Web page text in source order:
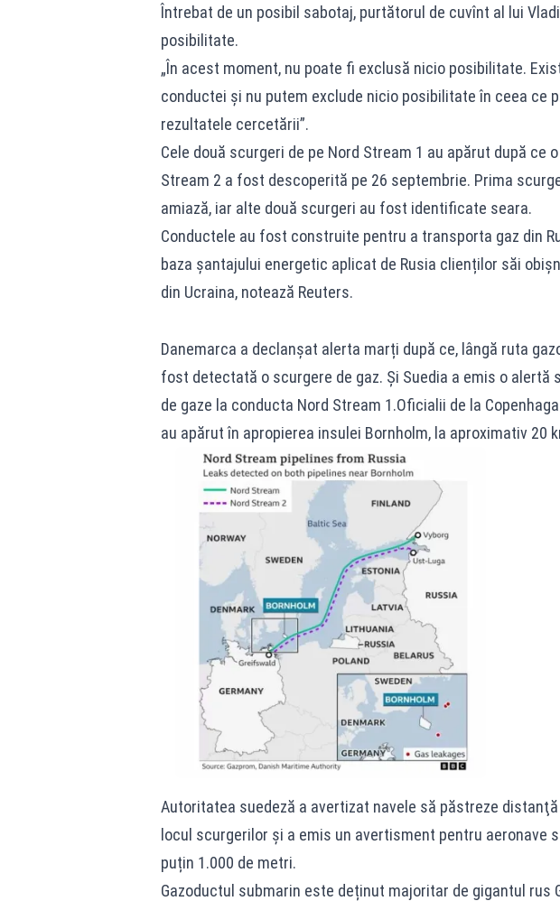
Întrebat de un posibil sabotaj, purtătorul de cuvînt al lui
posibilitate.
„În acest moment, nu poate fi exclusă nicio posibilitate.
conductei şi nu putem exclude nicio posibilitate în ceea ce
rezultatele cercetării”.
Cele două scurgeri de pe Nord Stream 1 au apărut după ce
Stream 2 a fost descoperită pe 26 septembrie. Prima
amiază, iar alte două scurgeri au fost identificate seara.
Conductele au fost construite pentru a transporta gaz din
baza șantajului energetic aplicat de Rusia clienților săi
din Ucraina, notează Reuters.
Danemarca a declanșat alerta marți după ce, lângă ruta
fost detectată o scurgere de gaz. Şi Suedia a emis o alertă
de gaze la conducta Nord Stream 1.Oficialii de la
au apărut în apropierea insulei Bornholm, la aproximativ 20
Autoritatea suedeză a avertizat navele să păstreze
locul scurgerilor şi a emis un avertisment pentru aeronave
puțin 1.000 de metri.
Gazoductul submarin este deținut majoritar de gigantul rus